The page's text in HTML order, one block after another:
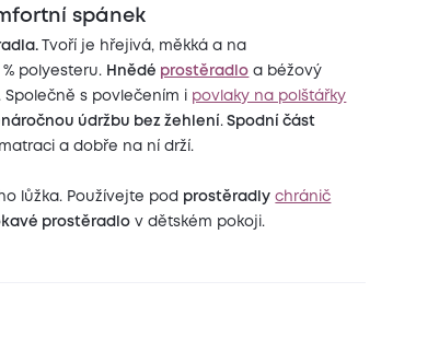
spánek
Tvoří je hřejivá, měkká a na
polyesteru. Hnědé prostěradlo a béžový
Společně s povlečením i povlaky na polštářky
údržbu bez žehlení. Spodní část
a dobře na ní drží.
lůžka. Používejte pod prostěradly chránič
prostěradlo v dětském pokoji.